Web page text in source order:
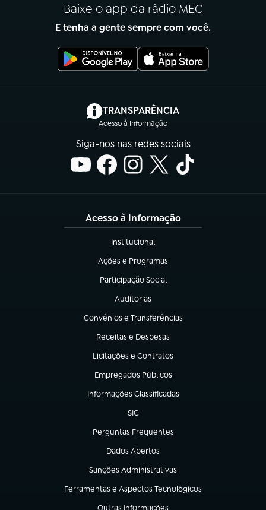
Baixe o app da rádio MEC
E tenha a gente sempre com você.
TRANSPARÊNCIA
Acesso à Informação
(abre em nova aba)
Siga-nos nas redes sociais
Acesso à Informação
Institucional
(abre em nova aba)
Ações e Programas
(abre em nova aba)
Participação Social
(abre em nova aba)
Auditorias
(abre em nova aba)
Convênios e Transferências
(abre em nova aba)
Receitas e Despesas
(abre em nova aba)
Licitações e Contratos
(abre em nova aba)
Empregados Públicos
(abre em nova aba)
Informações Classificadas
(abre em nova aba)
SIC
(abre em nova aba)
Perguntas Frequentes
(abre em nova aba)
Dados Abertos
(abre em nova aba)
Sanções Administrativas
(abre em nova aba)
Ferramentas e Aspectos Tecnológicos
(abre em nova aba)